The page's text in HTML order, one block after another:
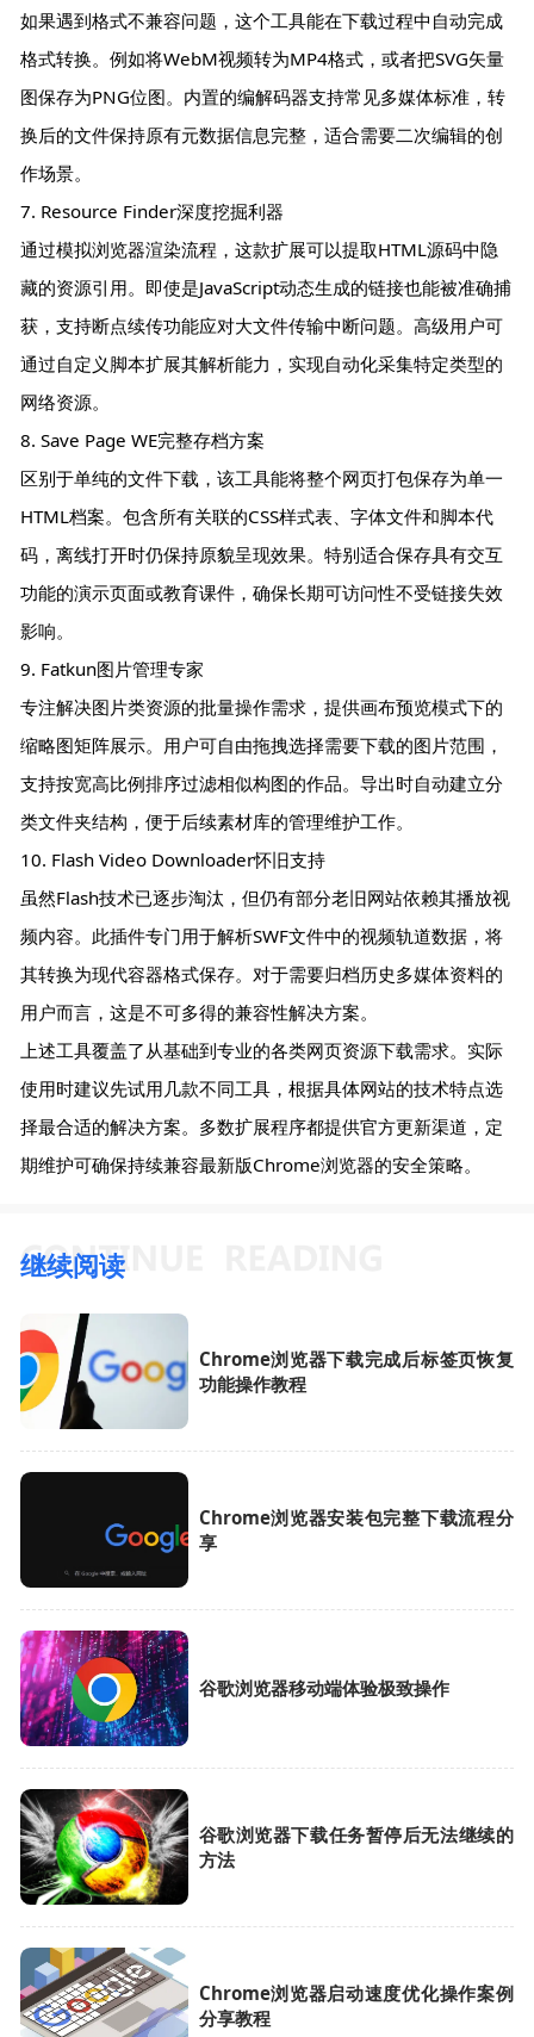
如果遇到格式不兼容问题，这个工具能在下载过程中自动完成
格式转换。例如将WebM视频转为MP4格式，或者把SVG矢量
图保存为PNG位图。内置的编解码器支持常见多媒体标准，转
换后的文件保持原有元数据信息完整，适合需要二次编辑的创
作场景。
7. Resource Finder深度挖掘利器
通过模拟浏览器渲染流程，这款扩展可以提取HTML源码中隐
藏的资源引用。即使是JavaScript动态生成的链接也能被准确捕
获，支持断点续传功能应对大文件传输中断问题。高级用户可
通过自定义脚本扩展其解析能力，实现自动化采集特定类型的
网络资源。
8. Save Page WE完整存档方案
区别于单纯的文件下载，该工具能将整个网页打包保存为单一
HTML档案。包含所有关联的CSS样式表、字体文件和脚本代
码，离线打开时仍保持原貌呈现效果。特别适合保存具有交互
功能的演示页面或教育课件，确保长期可访问性不受链接失效
影响。
9. Fatkun图片管理专家
专注解决图片类资源的批量操作需求，提供画布预览模式下的
缩略图矩阵展示。用户可自由拖拽选择需要下载的图片范围，
支持按宽高比例排序过滤相似构图的作品。导出时自动建立分
类文件夹结构，便于后续素材库的管理维护工作。
10. Flash Video Downloader怀旧支持
虽然Flash技术已逐步淘汰，但仍有部分老旧网站依赖其播放视
频内容。此插件专门用于解析SWF文件中的视频轨道数据，将
其转换为现代容器格式保存。对于需要归档历史多媒体资料的
用户而言，这是不可多得的兼容性解决方案。
上述工具覆盖了从基础到专业的各类网页资源下载需求。实际
使用时建议先试用几款不同工具，根据具体网站的技术特点选
择最合适的解决方案。多数扩展程序都提供官方更新渠道，定
期维护可确保持续兼容最新版Chrome浏览器的安全策略。
继续阅读
Chrome浏览器下载完成后标签页恢复
功能操作教程
Chrome浏览器安装包完整下载流程分
享
谷歌浏览器移动端体验极致操作
谷歌浏览器下载任务暂停后无法继续的
方法
Chrome浏览器启动速度优化操作案例
分享教程